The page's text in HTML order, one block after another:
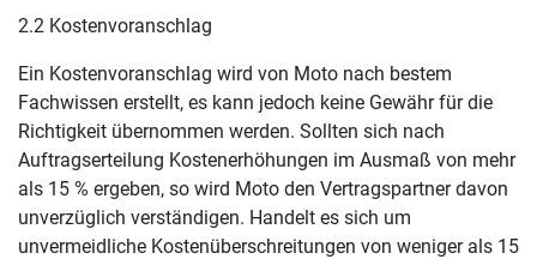
2.2 Kostenvoranschlag
Ein Kostenvoranschlag wird von Moto nach bestem
Fachwissen erstellt, es kann jedoch keine Gewähr für die
Richtigkeit übernommen werden. Sollten sich nach
Auftragserteilung Kostenerhöhungen im Ausmaß von mehr
als 15 % ergeben, so wird Moto den Vertragspartner davon
unverzüglich verständigen. Handelt es sich um
unvermeidliche Kostenüberschreitungen von weniger als 15